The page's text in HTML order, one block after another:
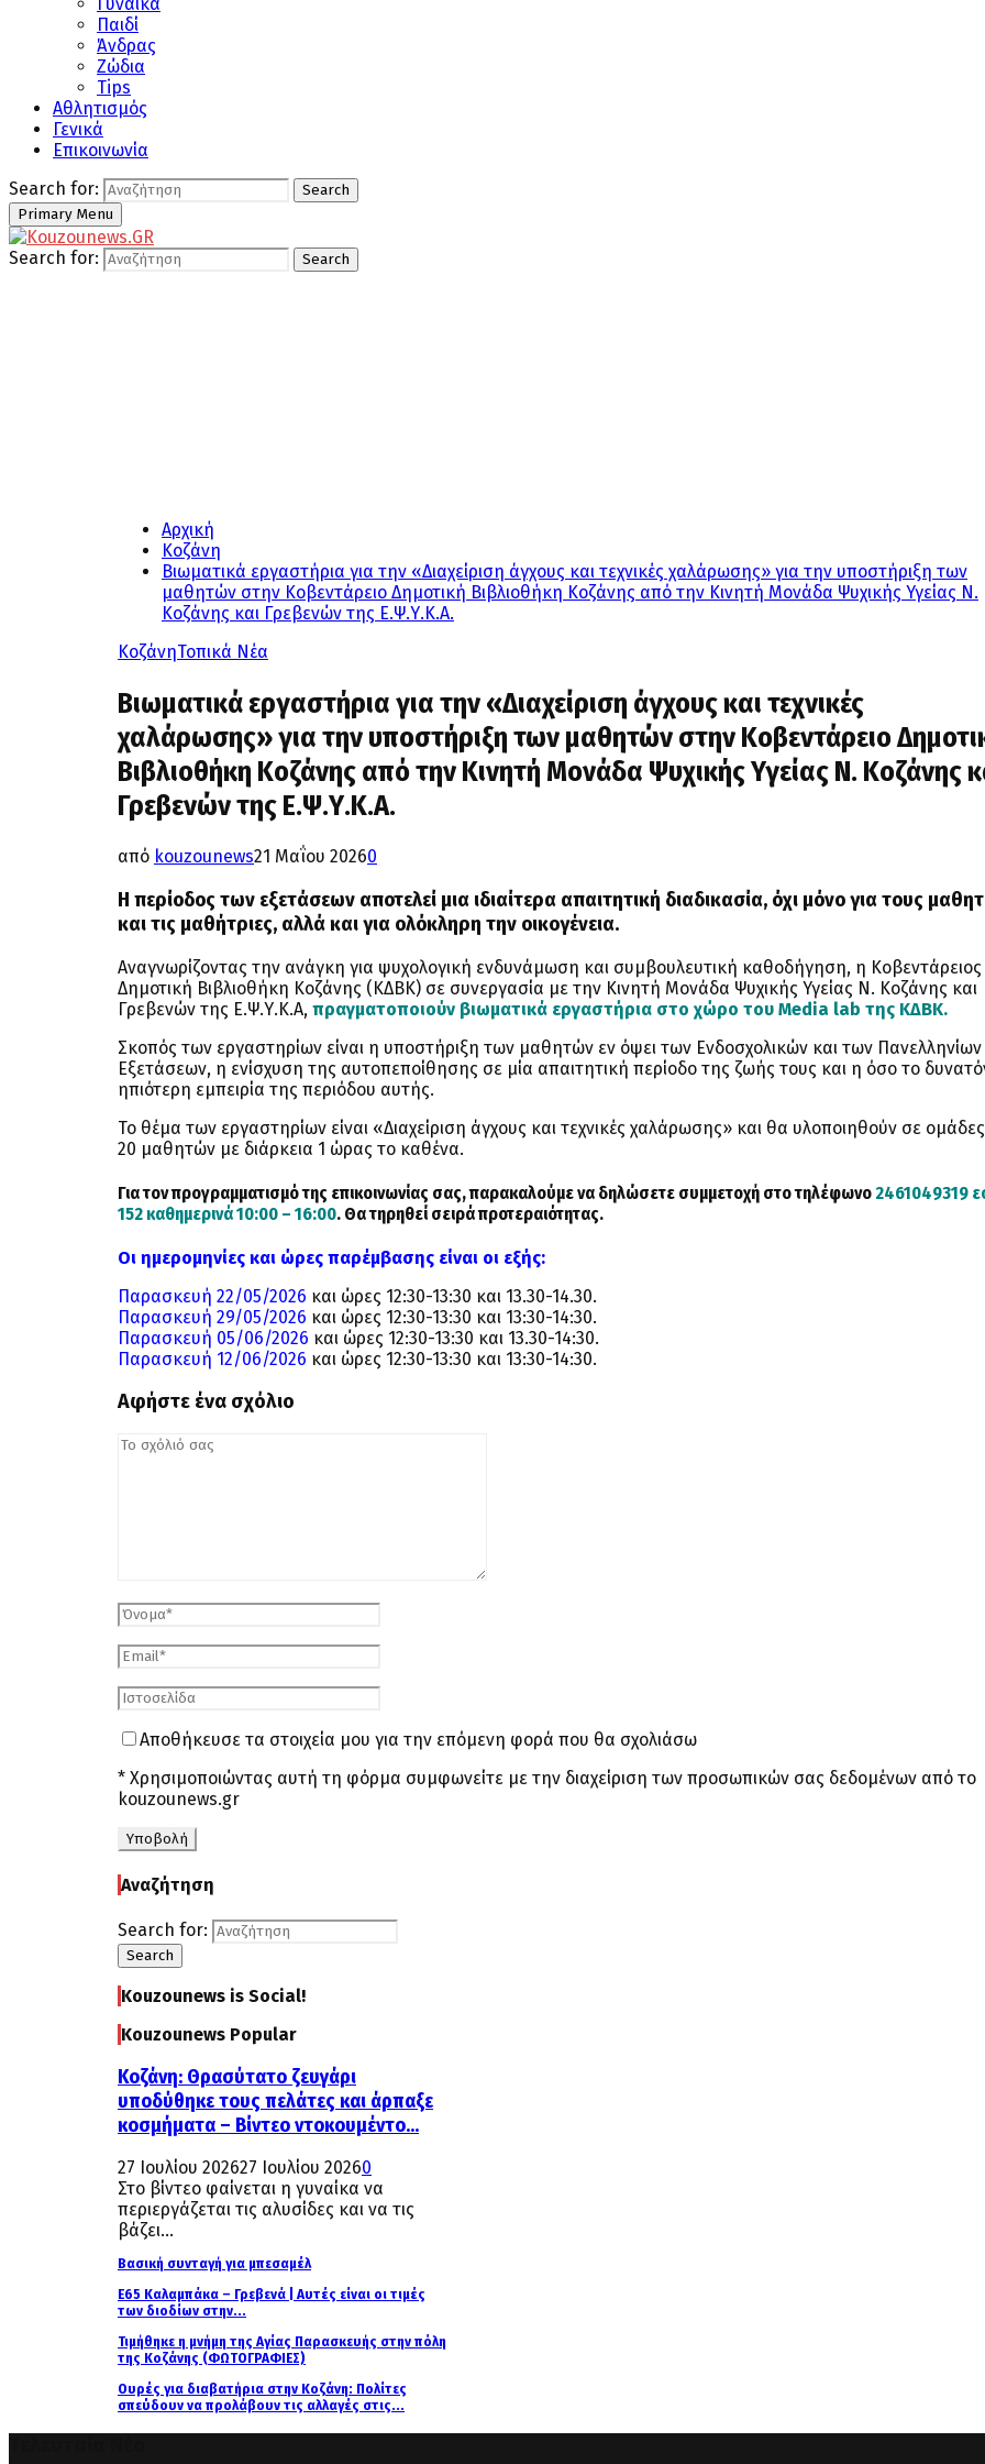
Παιδί
Άνδρας
Ζώδια
Tips
Αθλητισμός
Γενικά
Επικοινωνία
Search for:
Search
Primary Menu
Search for: Search
Αρχική
Κοζάνη
Βιωματικά εργαστήρια για την «Διαχείριση άγχους και τεχνικές χαλάρωσης» για την υποστήριξη των
μαθητών στην Κοβεντάρειο Δημοτική Βιβλιοθήκη Κοζάνης από την Κινητή Μονάδα Ψυχικής Υγείας Ν.
Κοζάνης και Γρεβενών της Ε.Ψ.Υ.Κ.Α.
ΚοζάνηΤοπικά Νέα
Βιωματικά εργαστήρια για την «Διαχείριση άγχους και τεχνικές
χαλάρωσης» για την υποστήριξη των μαθητών στην Κοβεντάρειο
Βιβλιοθήκη Κοζάνης από την Κινητή Μονάδα Ψυχικής Υγείας Ν. Κοζάνης
Γρεβενών της Ε.Ψ.Υ.Κ.Α.
από kouzounews21 Μαΐου 20260
Η περίοδος των εξετάσεων αποτελεί μια ιδιαίτερα απαιτητική διαδικασία, όχι μόνο για τους
και τις μαθήτριες, αλλά και για ολόκληρη την οικογένεια.
Αναγνωρίζοντας την ανάγκη για ψυχολογική ενδυνάμωση και συμβουλευτική καθοδήγηση, η Κοβεντάρειος
Δημοτική Βιβλιοθήκη Κοζάνης (ΚΔΒΚ) σε συνεργασία με την Κινητή Μονάδα Ψυχικής Υγείας Ν. Κοζάνης και
Γρεβενών της Ε.Ψ.Υ.Κ.Α, πραγματοποιούν βιωματικά εργαστήρια στο χώρο του Media lab της ΚΔΒΚ.
Σκοπός των εργαστηρίων είναι η υποστήριξη των μαθητών εν όψει των Ενδοσχολικών και των Πανελληνίων
Εξετάσεων, η ενίσχυση της αυτοπεποίθησης σε μία απαιτητική περίοδο της ζωής τους και η όσο το
ηπιότερη εμπειρία της περιόδου αυτής.
Το θέμα των εργαστηρίων είναι «Διαχείριση άγχους και τεχνικές χαλάρωσης» και θα υλοποιηθούν σε
20 μαθητών με διάρκεια 1 ώρας το καθένα.
Για τον προγραμματισμό της επικοινωνίας σας, παρακαλούμε να δηλώσετε συμμετοχή στο τηλέφωνο2461049319
152 καθημερινά 10:00 – 16:00. Θα τηρηθεί σειρά προτεραιότητας.
Οι ημερομηνίες και ώρες παρέμβασης είναι οι εξής:
Παρασκευή 22/05/2026 και ώρες 12:30-13:30 και 13.30-14.30.
Παρασκευή 29/05/2026 και ώρες 12:30-13:30 και 13:30-14:30.
Παρασκευή 05/06/2026 και ώρες 12:30-13:30 και 13.30-14:30.
Παρασκευή 12/06/2026 και ώρες 12:30-13:30 και 13:30-14:30.
Αφήστε ένα σχόλιο
Αποθήκευσε τα στοιχεία μου για την επόμενη φορά που θα σχολιάσω
* Χρησιμοποιώντας αυτή τη φόρμα συμφωνείτε με την διαχείριση των προσωπικών σας δεδομένων από το
kouzounews.gr
Αναζήτηση
Search for:
Search
Kouzounews is Social!
Kouzounews Popular
Κοζάνη: Θρασύτατο ζευγάρι
υποδύθηκε τους πελάτες και άρπαξε
κοσμήματα – Βίντεο ντοκουμέντο...
27 Ιουλίου 202627 Ιουλίου 20260
Στο βίντεο φαίνεται η γυναίκα να
περιεργάζεται τις αλυσίδες και να τις
βάζει...
Βασική συνταγή για μπεσαμέλ
Ε65 Καλαμπάκα – Γρεβενά | Αυτές είναι οι τιμές
των διοδίων στην...
Τιμήθηκε η μνήμη της Αγίας Παρασκευής στην πόλη
της Κοζάνης (ΦΩΤΟΓΡΑΦΙΕΣ)
Ουρές για διαβατήρια στην Κοζάνη: Πολίτες
σπεύδουν να προλάβουν τις αλλαγές στις...